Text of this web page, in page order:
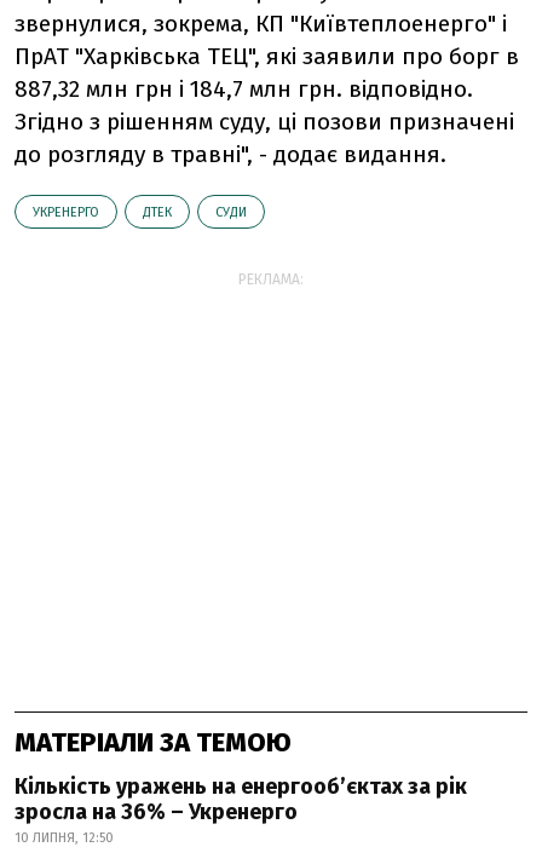
звернулися, зокрема, КП "Київтеплоенерго" і
ПрАТ "Харківська ТЕЦ", які заявили про борг в
887,32 млн грн і 184,7 млн грн. відповідно.
Згідно з рішенням суду, ці позови призначені
до розгляду в травні", - додає видання.
УКРЕНЕРГО ДТЕК СУДИ
РЕКЛАМА:
МАТЕРІАЛИ ЗА ТЕМОЮ
Кількість уражень на енергооб’єктах за рік
зросла на 36% – Укренерго
10 ЛИПНЯ, 12:50